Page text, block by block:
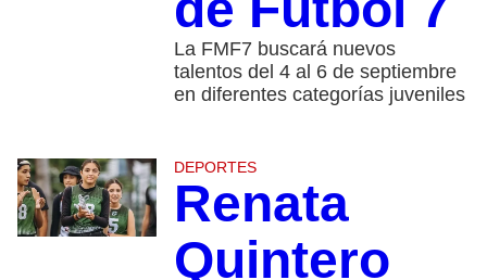
La FMF7 buscará nuevos
talentos del 4 al 6 de septiembre
en diferentes categorías juveniles
DEPORTES
Renata
Quintero